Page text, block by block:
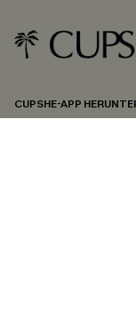
CUPSHE-APP
und